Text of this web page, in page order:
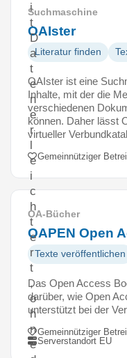
i
t
D
a
t
e
n
e
r
l
e
i
c
h
t
e
r
t
,
o
h
n
e
Suchmaschine
OAIster
Literatur finden
OAIster ist eine
Inhalte, mit der die
verschiedenen
können. Daher lässt
virtueller
Gemeinnütziger
OA-Bücher
OAPEN Open
Texte veröffentlichen
Das Open Access
darüber, wie Open
unterstützt bei der
Gemeinnütziger
Serverstandort EU